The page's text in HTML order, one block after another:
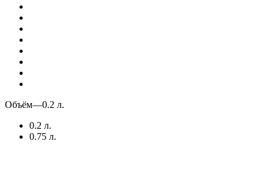
Объём—0.2 л.
0.2 л.
0.75 л.